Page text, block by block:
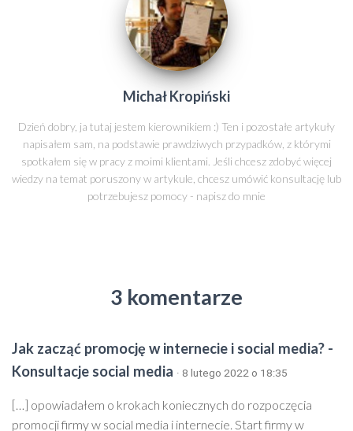
Michał Kropiński
Dzień dobry, ja tutaj jestem kierownikiem :) Ten i pozostałe artykuły
napisałem sam, na podstawie prawdziwych przypadków, z którymi
spotkałem się w pracy z moimi klientami. Jeśli chcesz zdobyć więcej
wiedzy na temat poruszony w artykule, chcesz umówić konsultację lub
potrzebujesz pomocy - napisz do mnie
3 komentarze
Jak zacząć promocję w internecie i social media? -
Konsultacje social media · 8 lutego 2022 o 18:35
[…] opowiadałem o krokach koniecznych do rozpoczęcia
promocji firmy w social media i internecie. Start firmy w